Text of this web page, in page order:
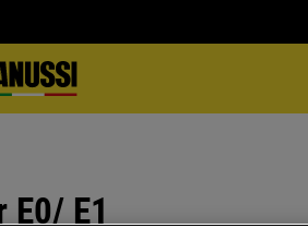
E1